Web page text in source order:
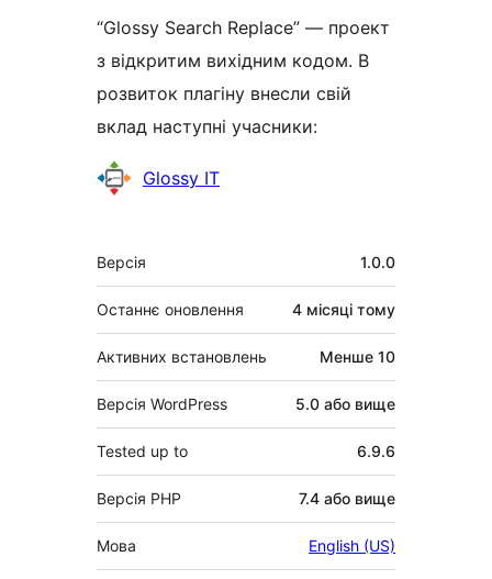
“Glossy Search Replace” — проект
з відкритим вихідним кодом. В
розвиток плагіну внесли свій
вклад наступні учасники:
УчасникиGlossy IT
Мета
Версія 1.0.0
Останнє оновлення 4 місяці тому
Активних встановлень Менше 10
Версія WordPress 5.0 або вище
Tested up to 6.9.6
Версія PHP 7.4 або вище
Мова English (US)